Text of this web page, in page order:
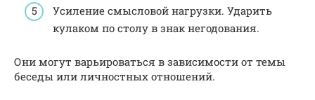
Усиление смысловой нагрузки. Ударить
кулаком по столу в знак негодования.
Они могут варьироваться в зависимости от темы
беседы или личностных отношений.